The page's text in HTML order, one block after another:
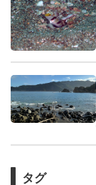
タグ